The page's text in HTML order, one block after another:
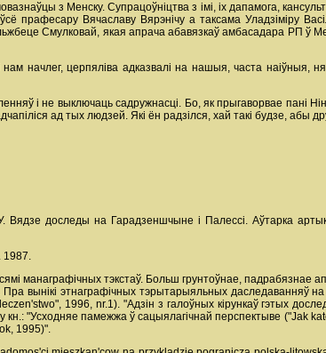
з Менску. Супрацоўніцтва з імі, іх дапамога,
Вячаславу Вярэнічу а таксама Уладзіміру
Смулковай, якая апрача абавязкаў амбасадара РП ў
начлег, церпяліва адказвалі на нашыя, часта наіўныя,
і не выключаць садружнасці. Бо, як прыгаворвае пані
ад тых людзей. Які ён радзілся, хай такі будзе, абы
Вядзе доследы на Гарадзеншчыне і Палессі. Аўтарка
1987.
манаграфічных тэкстаў. Больш грунтоўнае, падрабязнае
вынікі этнаграфічных тэрытарыяльных даследаванняў
1996, nr.1). "Адзін з галоўных кірункаў гэтых
кн.: "Усходняе памежжа ў сацыялагічнай перспектыве ("Jak
1995)".